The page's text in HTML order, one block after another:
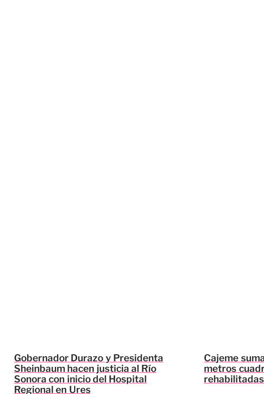
Gobernador Durazo y Presidenta
Sheinbaum hacen justicia al Río
Sonora con inicio del Hospital
Regional en Ures
Cajeme
metros
rehabilitadas